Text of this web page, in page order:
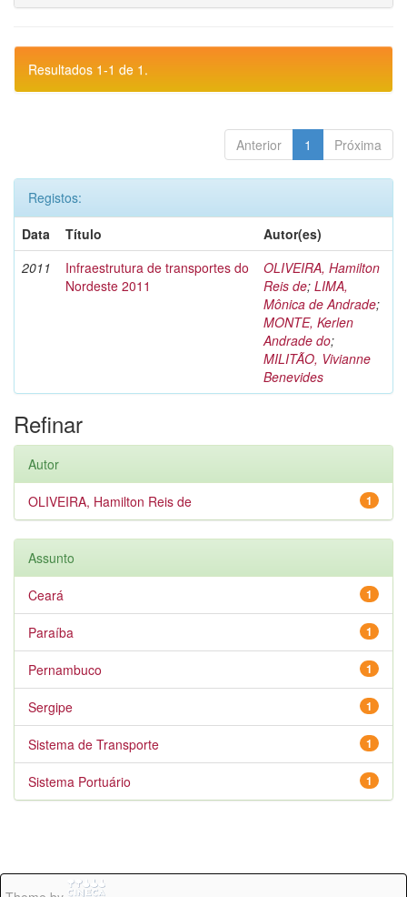
Resultados 1-1 de 1.
Anterior 1 Próxima
Registos:
Data
Título
Autor(es)
2011
Infraestrutura de transportes do
Nordeste 2011
OLIVEIRA, Hamilton
Reis de; LIMA,
Mônica de Andrade;
MONTE, Kerlen
Andrade do;
MILITÃO, Vivianne
Benevides
Refinar
Autor
1
OLIVEIRA, Hamilton Reis de
Assunto
1
Ceará
1
Paraíba
1
Pernambuco
1
Sergipe
1
Sistema de Transporte
1
Sistema Portuário